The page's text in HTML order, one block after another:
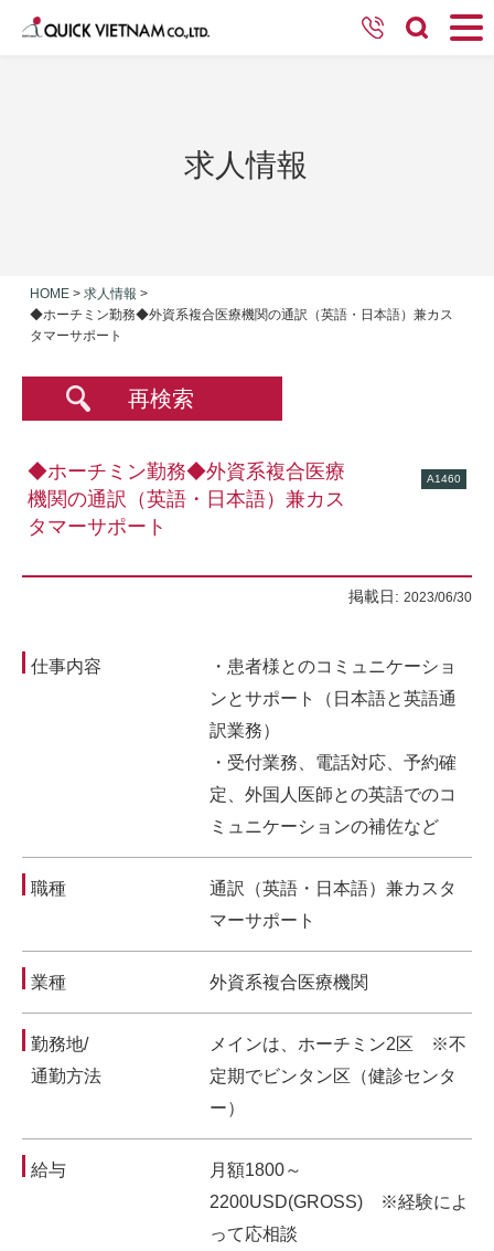
求人情報
HOME > 求人情報 >
◆ホーチミン勤務◆外資系複合医療機関の通訳（英語・日本語）兼カス
タマーサポート
再検索
◆ホーチミン勤務◆外資系複合医療
機関の通訳（英語・日本語）兼カス
タマーサポート
A1460
掲載日: 2023/06/30
仕事内容
・患者様とのコミュニケーショ
ンとサポート（日本語と英語通
訳業務）
・受付業務、電話対応、予約確
定、外国人医師との英語でのコ
ミュニケーションの補佐など
職種
通訳（英語・日本語）兼カスタ
マーサポート
業種 外資系複合医療機関
勤務地/
通勤方法
メインは、ホーチミン2区 ※不
定期でビンタン区（健診センタ
ー）
給与
月額1800～
2200USD(GROSS) ※経験によ
って応相談